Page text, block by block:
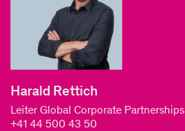
Harald Rettich
Leiter Global Corporate Partnerships
+41 44 500 43 50